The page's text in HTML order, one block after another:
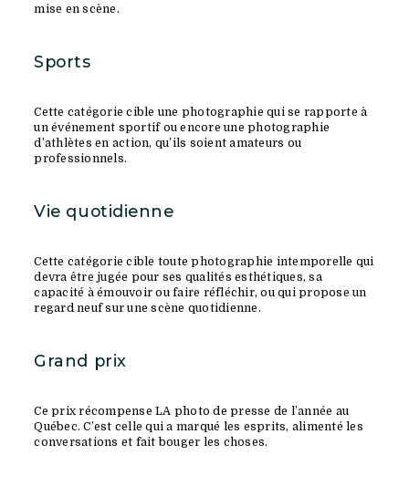
mise en scène.
Sports
Cette catégorie cible une photographie qui se rapporte à
un événement sportif ou encore une photographie
d’athlètes en action, qu’ils soient amateurs ou
professionnels.
Vie quotidienne
Cette catégorie cible toute photographie intemporelle qui
devra être jugée pour ses qualités esthétiques, sa
capacité à émouvoir ou faire réfléchir, ou qui propose un
regard neuf sur une scène quotidienne.
Grand prix
Ce prix récompense LA photo de presse de l’année au
Québec. C’est celle qui a marqué les esprits, alimenté les
conversations et fait bouger les choses.